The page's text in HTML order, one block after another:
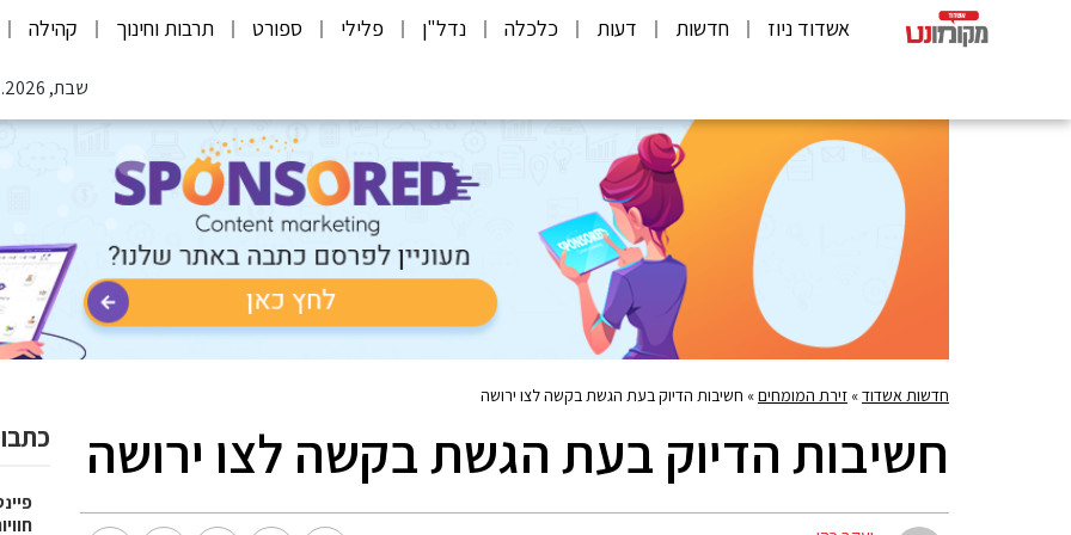
אשדוד ניוז חדשות דעות כלכלה נדל"ן פלילי ספורט תרבות וחינוך קהילה
שבת, 08.08.2026
חדשות אשדוד» זירת המומחים» חשיבות הדיוק בעת הגשת בקשה לצו ירושה
חשיבות הדיוק בעת הגשת בקשה לצו ירושה